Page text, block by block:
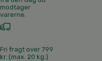
modtager
varerne.
Fri fragt over 799
kr. (max. 20 kg.)